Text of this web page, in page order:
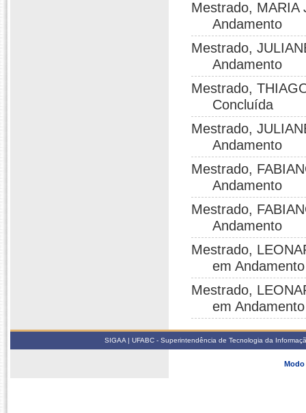
Mestrado, MARIA
Andamento
Mestrado,
Andamento
Mestrado,
Concluída
Mestrado,
Andamento
Mestrado,
Andamento
Mestrado,
Andamento
Mestrado,
em Andamento
Mestrado,
em Andamento
SIGAA | UFABC - Superintendência de Tecnologia da
Modo